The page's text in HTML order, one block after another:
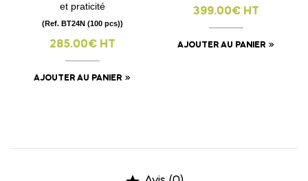
et praticité
(Ref. BT24N (100 pcs))
285.00€ HT
AJOUTER AU PANIER
399.00€ HT
AJOUTER AU PANIER